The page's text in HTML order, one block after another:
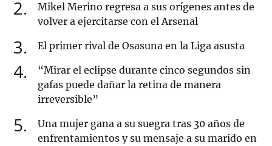
2
Mikel Merino regresa a sus orígenes antes de
volver a ejercitarse con el Arsenal
3 El primer rival de Osasuna en la Liga asusta
4
“Mirar el eclipse durante cinco segundos sin
gafas puede dañar la retina de manera
irreversible”
5
Una mujer gana a su suegra tras 30 años de
enfrentamientos y su mensaje a su marido en